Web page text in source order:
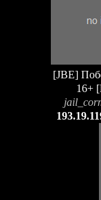
[JBE]
16+